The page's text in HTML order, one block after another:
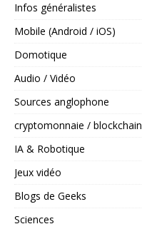
Infos généralistes
Mobile (Android / iOS)
Domotique
Audio / Vidéo
Sources anglophone
cryptomonnaie / blockchain
IA & Robotique
Jeux vidéo
Blogs de Geeks
Sciences